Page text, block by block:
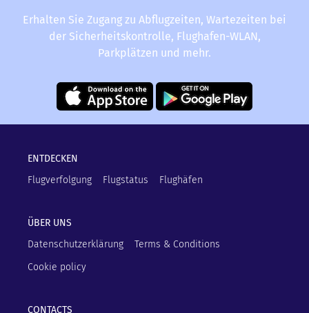
Erhalten Sie Zugang zu Abflugzeiten, Wartezeiten bei
der Sicherheitskontrolle, Flughafen-WLAN,
Parkplätzen und mehr.
ENTDECKEN
Flugverfolgung
Flugstatus Flughäfen
ÜBER UNS
Datenschutzerklärung
Terms & Conditions
Cookie policy
CONTACTS